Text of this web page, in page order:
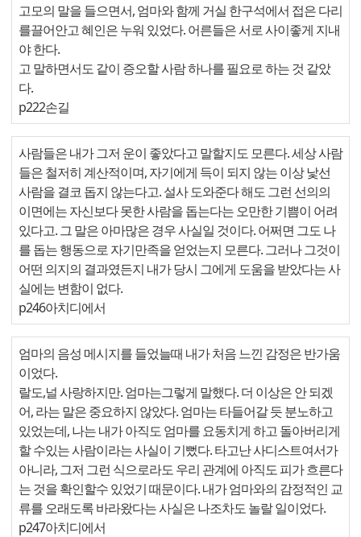
고모의 말을 들으면서, 엄마와 함께 거실 한구석에서 접은 다리
를끌어안고 혜인은 누워 있었다. 어른들은 서로 사이좋게 지내
야 한다.
고 말하면서도 같이 증오할 사람 하나를 필요로 하는 것 같았
다.
p222손길
사람들은 내가 그저 운이 좋았다고 말할지도 모른다. 세상 사람
들은 철저히 계산적이며, 자기에게 득이 되지 않는 이상 낯선
사람을 결코 돕지 않는다고. 설사 도와준다 해도 그런 선의의
이면에는 자신보다 못한 사람을 돕는다는 오만한 기쁨이 어려
있다고. 그 말은 아마많은 경우 사실일 것이다. 어쩌면 그도 나
를 돕는 행동으로 자기만족을 얻었는지 모른다. 그러나 그것이
어떤 의지의 결과였든지 내가 당시 그에게 도움을 받았다는 사
실에는 변함이 없다.
p246아치디에서
엄마의 음성 메시지를 들었늘때 내가 처음 느낀 감정은 반가움
이었다.
랄도,널 사랑하지만. 엄마는그렇게 말했다. 더 이상은 안 되겠
어, 라는 말은 중요하지 않았다. 엄마는 타들어갈 듯 분노하고
있었는데, 나는 내가 아직도 엄마를 요동치게 하고 돌아버리게
할 수있는 사람이라는 사실이 기뻤다. 타고난 사디스트여서가
아니라, 그저 그런 식으로라도 우리 관계에 아직도 피가 흐른다
는 것을 확인할수 있었기 때문이다. 내가 엄마와의 감정적인 교
류를 오래도록 바라왔다는 사실은 나조차도 놀랄 일이었다.
p247아치디에서